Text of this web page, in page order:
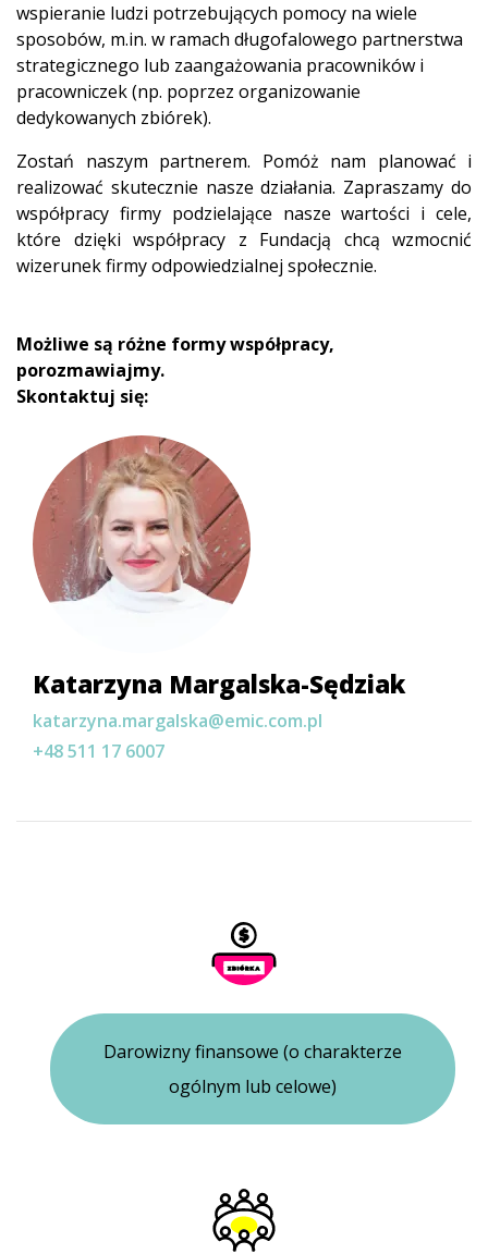
wspieranie ludzi potrzebujących pomocy na wiele
sposobów, m.in. w ramach długofalowego partnerstwa
strategicznego lub zaangażowania pracowników i
pracowniczek (np. poprzez organizowanie
dedykowanych zbiórek).
Zostań naszym partnerem. Pomóż nam planować i
realizować skutecznie nasze działania. Zapraszamy do
współpracy firmy podzielające nasze wartości i cele,
które dzięki współpracy z Fundacją chcą wzmocnić
wizerunek firmy odpowiedzialnej społecznie.
Możliwe są różne formy współpracy,
porozmawiajmy.
Skontaktuj się:
Katarzyna Margalska-Sędziak
katarzyna.margalska@emic.com.pl
+48 511 17 6007
Darowizny finansowe (o charakterze
ogólnym lub celowe)